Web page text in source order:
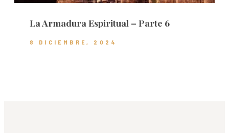
La Armadura Espiritual – Parte 6
8 DICIEMBRE, 2024